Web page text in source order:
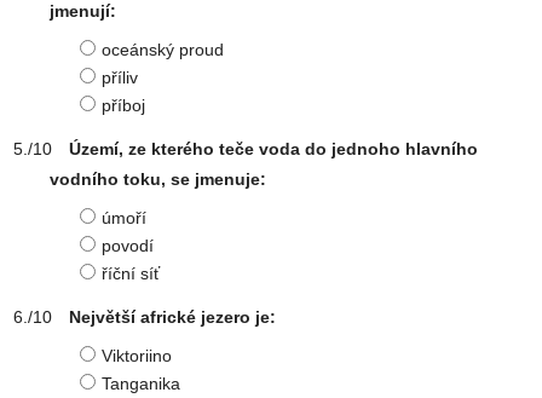
jmenují:
oceánský proud
příliv
příboj
Území, ze kterého teče voda do jednoho hlavního
vodního toku, se jmenuje:
úmoří
povodí
říční síť
Největší africké jezero je:
Viktoriino
Tanganika